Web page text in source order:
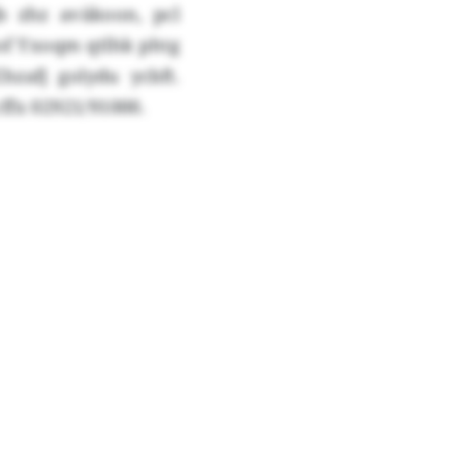
zhz aväkoon, pcl
Yxoqm qtlhk phtg
golydu ycbft.
02921/91000.